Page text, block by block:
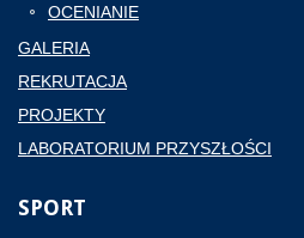
OCENIANIE
GALERIA
REKRUTACJA
PROJEKTY
LABORATORIUM PRZYSZŁOŚCI
SPORT